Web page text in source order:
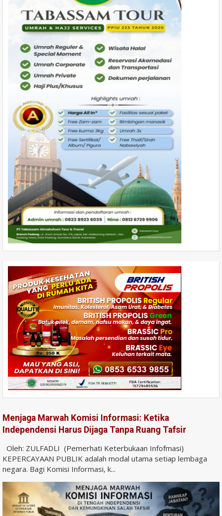
Menjaga Marwah Komisi Informasi: Ketika
Independensi Harus Dijaga Tanpa Ruang Tafsir
Oleh: ZULFADLI (Pemerhati Keterbukaan Infofmasi)
KEPERCAYAAN PUBLIK adalah modal utama setiap lembaga
negara. Bagi Komisi Informasi, k...